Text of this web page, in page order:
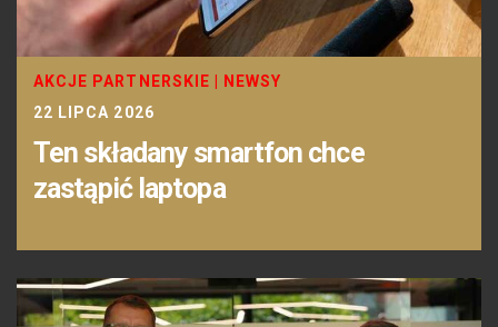
AKCJE PARTNERSKIE
NEWSY
22 LIPCA 2026
Ten składany smartfon chce
zastąpić laptopa